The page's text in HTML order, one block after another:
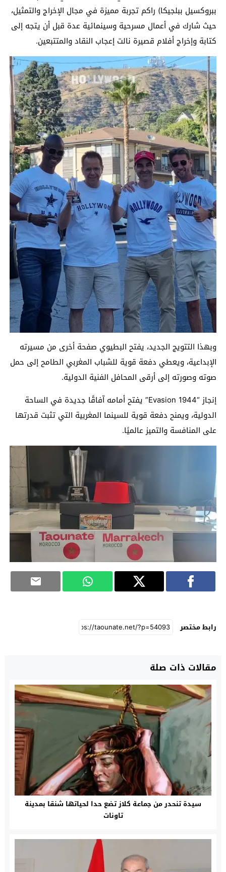
ببروكسيل ببلجيكا) راكم تجربة مميزة في مجال الإخراج والتمثيل،
حيث شارك في أعمال مسرحية وسينمائية عدة قبل أن يتجه إلى
كتابة وإخراج أفلام قصيرة نالت إعجاب النقاد والمتتبعين.
وبهذا التتويج الجديد، يفتح البطيوي صفحة أخرى من مسيرته
الإبداعية، ويعطي دفعة قوية للشباب المغربي الطامح إلى حمل
صوته وصورته إلى أرقى المحافل الفنية الدولية.
إنجاز “Evasion 1944” يفتح أمامه آفاقًا جديدة في الساحة
الدولية، ويمنح دفعة قوية للسينما المغربية التي تثبت قدرتها
على المنافسة والتميز عالميًا.
رابط مختصر
مقالات ذات صلة
سيدة تنحدر من جماعة كلاز تضع حدا لحياتها شنقا بمدينة
تاونات